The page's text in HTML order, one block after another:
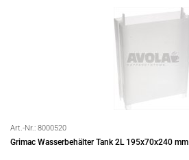
Art.-Nr.: 8000520
Grimac Wasserbehälter Tank 2L 195x70x240 mm